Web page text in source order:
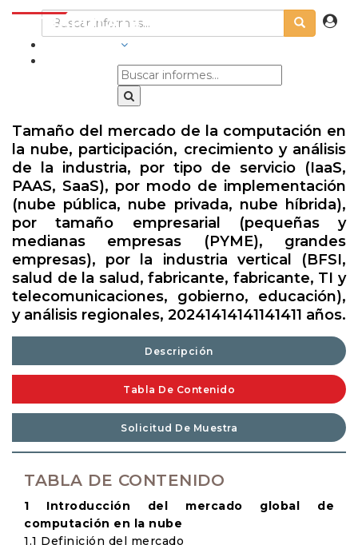
Tamaño del mercado de la computación en
la nube, participación, crecimiento y análisis
de la industria, por tipo de servicio (IaaS,
PAAS, SaaS), por modo de implementación
(nube pública, nube privada, nube híbrida),
por tamaño empresarial (pequeñas y
medianas empresas (PYME), grandes
empresas), por la industria vertical (BFSI,
salud de la salud, fabricante, fabricante, TI y
telecomunicaciones, gobierno, educación),
y análisis regionales, 20241414141141411 años.
Descripción
Tabla De Contenido
Solicitud De Muestra
TABLA DE CONTENIDO
1 Introducción del mercado global de
computación en la nube
1.1 Definición del mercado